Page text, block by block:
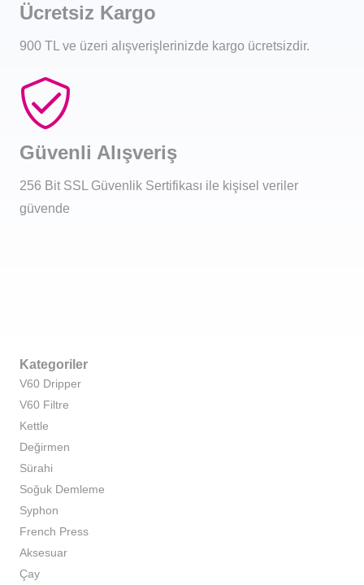
Ücretsiz Kargo
900 TL ve üzeri alışverişlerinizde kargo ücretsizdir.
Güvenli Alışveriş
256 Bit SSL Güvenlik Sertifikası ile kişisel veriler
güvende
Kategoriler
V60 Dripper
V60 Filtre
Kettle
Değirmen
Sürahi
Soğuk Demleme
Syphon
French Press
Aksesuar
Çay